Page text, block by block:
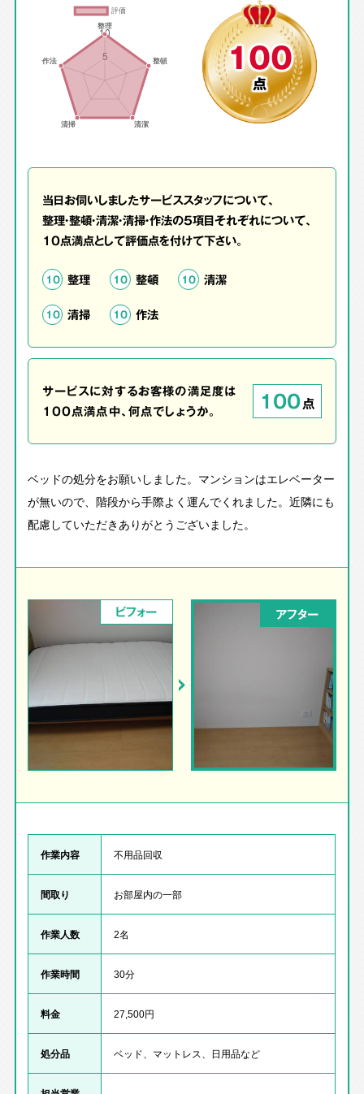
100
点
当日お伺いしましたサービススタッフについて、
整理・整頓・清潔・清掃・作法の5項目それぞれについて、
10点満点として評価点を付けて下さい。
10 整理 10 整頓 10 清潔
10 清掃 10 作法
サービスに対するお客様の満足度は
100点満点中、何点でしょうか。
100点
ベッドの処分をお願いしました。マンションはエレベーター
が無いので、階段から手際よく運んでくれました。近隣にも
配慮していただきありがとうございました。
ビフォー アフター
作業内容 不用品回収
間取り お部屋内の一部
作業人数 2名
作業時間 30分
料金 27,500円
処分品 ベッド、マットレス、日用品など